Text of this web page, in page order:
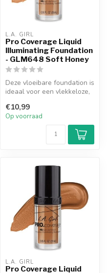
L.A. GIRL
Pro Coverage Liquid
Illuminating Foundation
- GLM648 Soft Honey
Deze vloeibare foundation is
ideaal voor een vlekkeloze,
€10,99
Op voorraad
L.A. GIRL
Pro Coverage Liquid